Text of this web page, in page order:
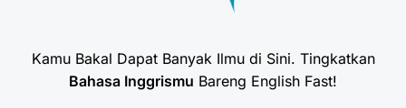
Kamu Bakal Dapat Banyak Ilmu di Sini. Tingkatkan
Bahasa Inggrismu Bareng English Fast!